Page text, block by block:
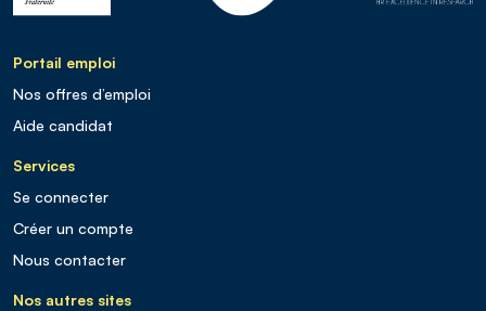
Portail emploi
Nos offres d’emploi
Aide candidat
Services
Se connecter
Créer un compte
Nous contacter
Nos autres sites